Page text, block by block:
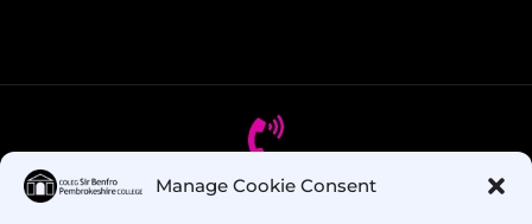
Manage Cookie Consent